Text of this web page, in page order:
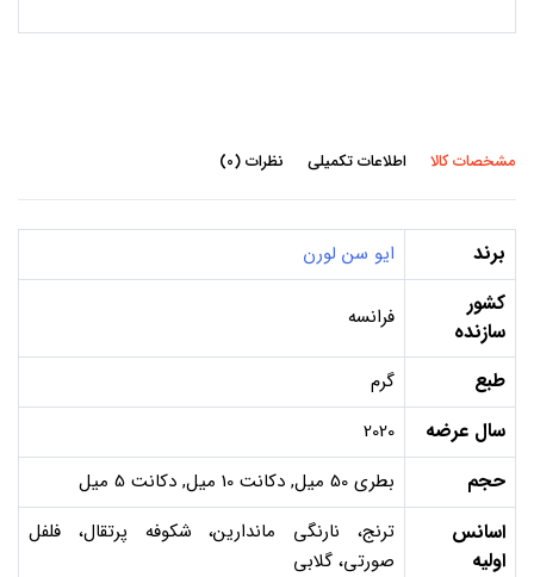
مشخصات کالا اطلاعات تکمیلی نظرات (0)
برند ایو سن لورن
کشور
سازنده
فرانسه
طبع گرم
سال عرضه 2020
حجم بطری 50 میل, دکانت 10 میل, دکانت 5 میل
اسانس
اولیه
ترنج، نارنگی ماندارین، شکوفه پرتقال، فلفل
صورتی، گلابی